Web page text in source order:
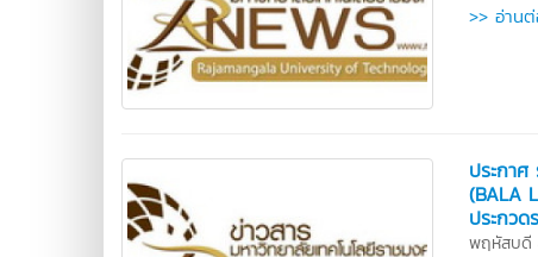
>> อ่าน
ประกา
(BALA
ประกว
พฤหัสบดี